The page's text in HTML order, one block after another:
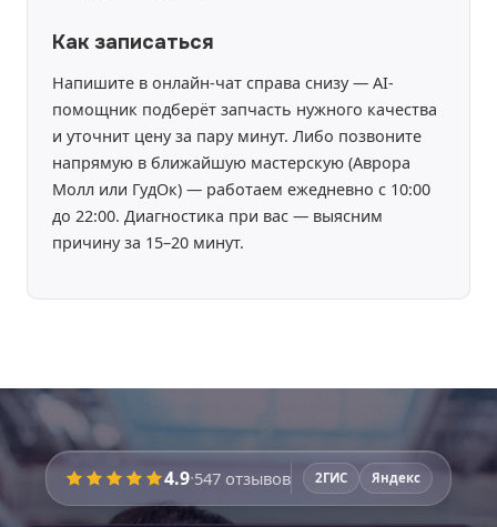
Как записаться
Напишите в онлайн-чат справа снизу — AI-
помощник подберёт запчасть нужного качества
и уточнит цену за пару минут. Либо позвоните
напрямую в ближайшую мастерскую (Аврора
Молл или ГудОк) — работаем ежедневно с 10:00
до 22:00. Диагностика при вас — выясним
причину за 15–20 минут.
Время работы:
Перед ремонтом мастерпокажет запчасти
4.9·547 отзывов 2ГИС Яндекс